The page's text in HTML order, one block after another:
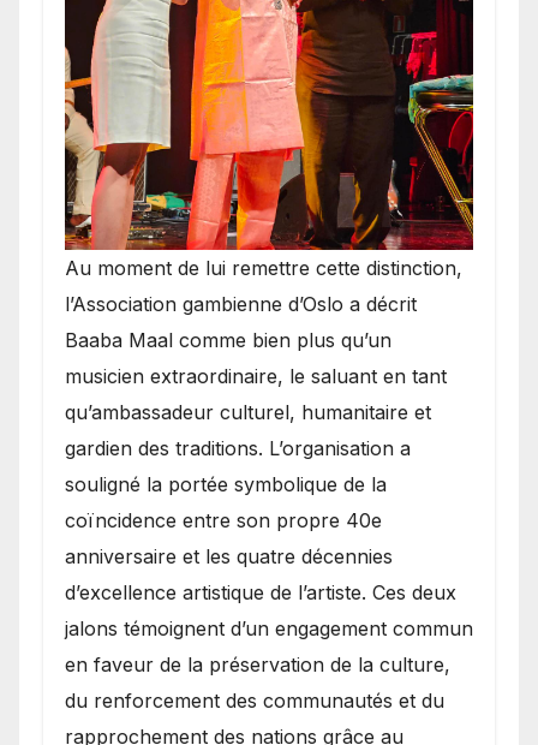
​Au moment de lui remettre cette distinction,
l’Association gambienne d’Oslo a décrit
Baaba Maal comme bien plus qu’un
musicien extraordinaire, le saluant en tant
qu’ambassadeur culturel, humanitaire et
gardien des traditions. L’organisation a
souligné la portée symbolique de la
coïncidence entre son propre 40e
anniversaire et les quatre décennies
d’excellence artistique de l’artiste. Ces deux
jalons témoignent d’un engagement commun
en faveur de la préservation de la culture,
du renforcement des communautés et du
rapprochement des nations grâce au